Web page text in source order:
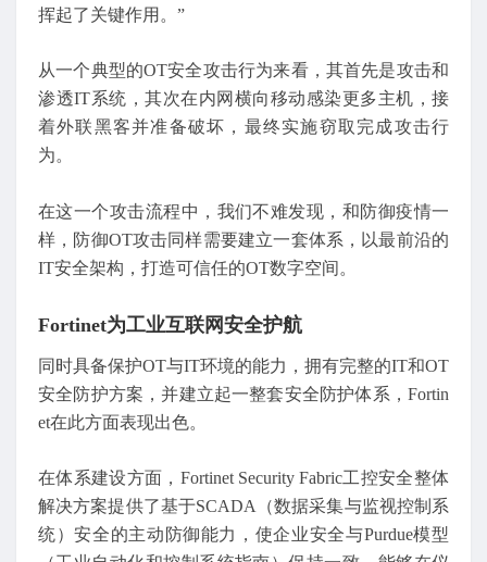
挥起了关键作用。”
从一个典型的OT安全攻击行为来看，其首先是攻击和
渗透IT系统，其次在内网横向移动感染更多主机，接
着外联黑客并准备破坏，最终实施窃取完成攻击行
为。
在这一个攻击流程中，我们不难发现，和防御疫情一
样，防御OT攻击同样需要建立一套体系，以最前沿的
IT安全架构，打造可信任的OT数字空间。
Fortinet为工业互联网安全护航
同时具备保护OT与IT环境的能力，拥有完整的IT和OT
安全防护方案，并建立起一整套安全防护体系，Fortin
et在此方面表现出色。
在体系建设方面，Fortinet Security Fabric工控安全整体
解决方案提供了基于SCADA（数据采集与监视控制系
统）安全的主动防御能力，使企业安全与Purdue模型